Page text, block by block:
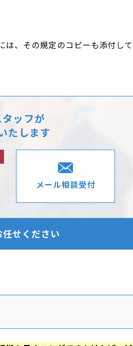
、その規定のコピーも添付して
ッフが
たします
メール相談受付
せください